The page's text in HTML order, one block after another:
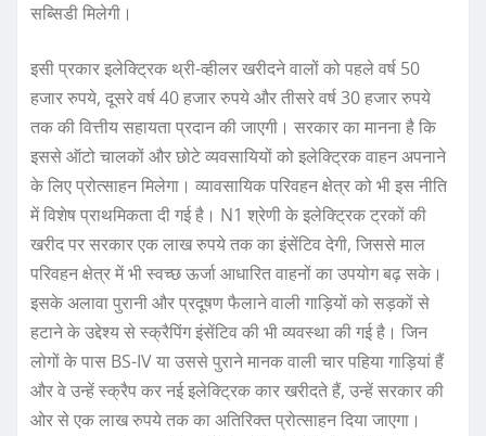
सब्सिडी मिलेगी।
इसी प्रकार इलेक्ट्रिक थ्री-व्हीलर खरीदने वालों को पहले वर्ष 50
हजार रुपये, दूसरे वर्ष 40 हजार रुपये और तीसरे वर्ष 30 हजार रुपये
तक की वित्तीय सहायता प्रदान की जाएगी। सरकार का मानना है कि
इससे ऑटो चालकों और छोटे व्यवसायियों को इलेक्ट्रिक वाहन अपनाने
के लिए प्रोत्साहन मिलेगा। व्यावसायिक परिवहन क्षेत्र को भी इस नीति
में विशेष प्राथमिकता दी गई है। N1 श्रेणी के इलेक्ट्रिक ट्रकों की
खरीद पर सरकार एक लाख रुपये तक का इंसेंटिव देगी, जिससे माल
परिवहन क्षेत्र में भी स्वच्छ ऊर्जा आधारित वाहनों का उपयोग बढ़ सके।
इसके अलावा पुरानी और प्रदूषण फैलाने वाली गाड़ियों को सड़कों से
हटाने के उद्देश्य से स्क्रैपिंग इंसेंटिव की भी व्यवस्था की गई है। जिन
लोगों के पास BS-IV या उससे पुराने मानक वाली चार पहिया गाड़ियां हैं
और वे उन्हें स्क्रैप कर नई इलेक्ट्रिक कार खरीदते हैं, उन्हें सरकार की
ओर से एक लाख रुपये तक का अतिरिक्त प्रोत्साहन दिया जाएगा।